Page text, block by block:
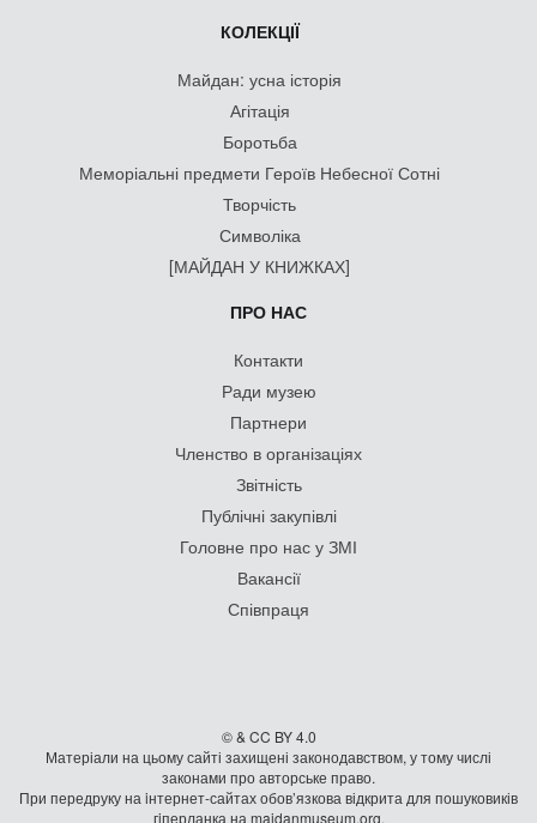
КОЛЕКЦІЇ
Майдан: усна історія
Агітація
Боротьба
Меморіальні предмети Героїв Небесної Сотні
Творчість
Символіка
[МАЙДАН У КНИЖКАХ]
ПРО НАС
Контакти
Ради музею
Партнери
Членство в організаціях
Звітність
Публічні закупівлі
Головне про нас у ЗМІ
Вакансії
Співпраця
© & CC BY 4.0
Матеріали на цьому сайті захищені законодавством, у тому числі
законами про авторське право.
При передруку на iнтернет-сайтах обов’язкова відкрита для пошуковиків
гiперланка на maidanmuseum.org.